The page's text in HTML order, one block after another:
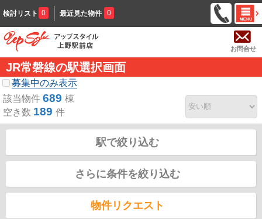
検討リスト 0 最近見た物件 0
お問合せ
JR常磐線の駅選択画面
募集中のみ表示
該当物件 689 棟
空き数 189 件
駅で絞り込む
さらに条件を絞り込む
物件リクエスト